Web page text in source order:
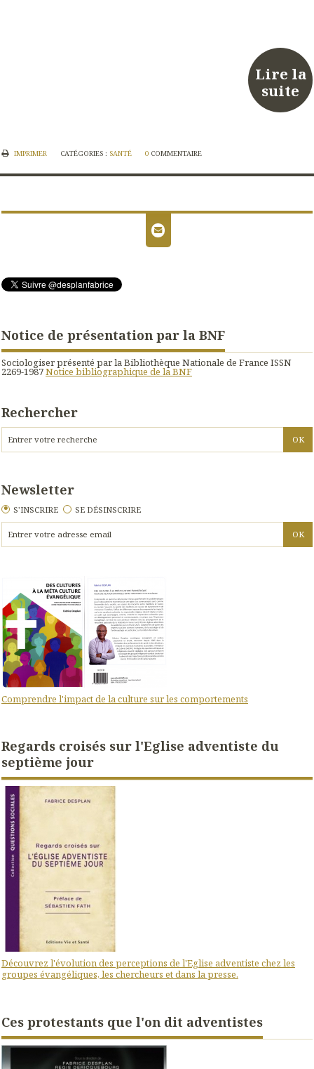
Notice de présentation par la BNF
Sociologiser présenté par la Bibliothèque Nationale de France ISSN
2269-1987Notice bibliographique de la BNF
Rechercher
Newsletter
S'INSCRIRE SE DÉSINSCRIRE
Comprendre l'impact de la culture sur les comportements
Regards croisés sur l'Eglise adventiste du
septième jour
Découvrez l'évolution des perceptions de l'Eglise adventiste chez les
groupes évangéliques, les chercheurs et dans la presse.
Ces protestants que l'on dit adventistes
Lire la
suite
IMPRIMER CATÉGORIES : SANTÉ 0 COMMENTAIRE